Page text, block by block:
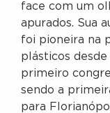
face com um
apurados. Sua
foi pioneira na
plásticos desde
primeiro
sendo a
para